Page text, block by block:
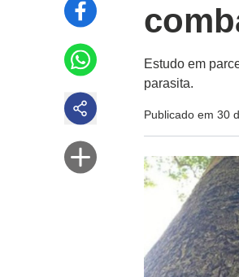
Estudo em
parasita.
Publicado em 30